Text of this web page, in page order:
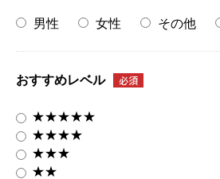
男性 女性 その他
おすすめレベル 必須
★★★★★
★★★★
★★★
★★